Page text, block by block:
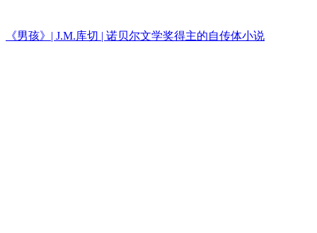
《男孩》| J.M.库切 | 诺贝尔文学奖得主的自传体小说